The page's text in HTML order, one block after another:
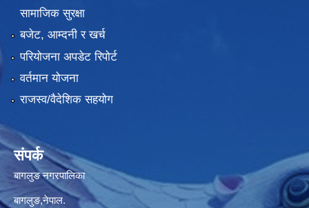
सामाजिक सुरक्षा
बजेट, आम्दनी र खर्च
परियोजना अपडेट रिपोर्ट
वर्तमान योजना
राजस्व/वैदेशिक सहयोग
संपर्क
बागलुङ नगरपालिका
बागलुङ,नेपाल.